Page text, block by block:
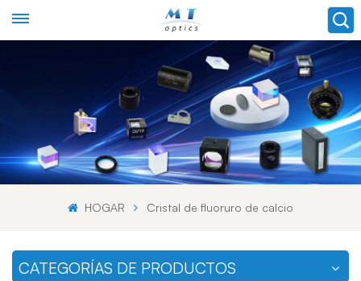
HOGAR Cristal de fluoruro de calcio
CATEGORÍAS DE PRODUCTOS